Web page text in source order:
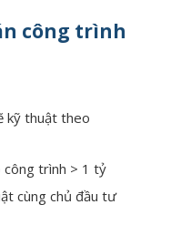
công trình
kỹ thuật theo
trình > 1 tỷ
cùng chủ đầu tư